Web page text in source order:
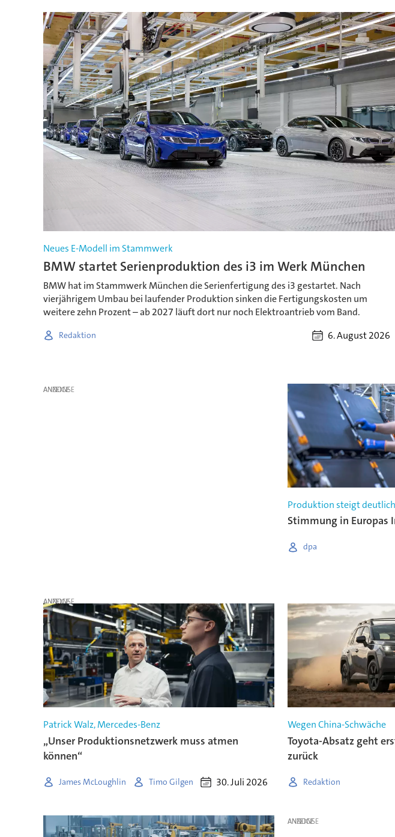
Neues E-Modell im Stammwerk
BMW startet Serienproduktion des i3 im Werk München
BMW hat im Stammwerk München die Serienfertigung des i3 gestartet. Nach
vierjährigem Umbau bei laufender Produktion sinken die Fertigungskosten um
weitere zehn Prozent – ab 2027 läuft dort nur noch Elektroantrieb vom Band.
Redaktion 6. August 2026
ANZEIGE
Produktion steigt deutlich
Stimmung in Europas
dpa
ANZEIGE
Patrick Walz, Mercedes-Benz
„Unser Produktionsnetzwerk muss atmen
können“
James McLoughlin Timo Gilgen 30. Juli 2026
Wegen China-Schwäche
Toyota-Absatz geht
zurück
Redaktion
ANZEIGE